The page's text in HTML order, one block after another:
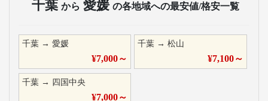
千葉 から 愛媛 の各地域への最安値/格安一覧
千葉 → 愛媛
¥7,000～
千葉 →松山
¥7,100～
千葉 → 四国中央
¥7,000～